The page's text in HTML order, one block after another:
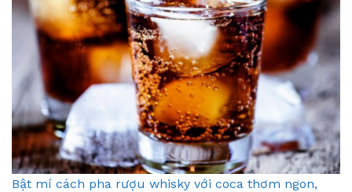
Bật mí cách pha rượu whisky với coca thơm ngon,